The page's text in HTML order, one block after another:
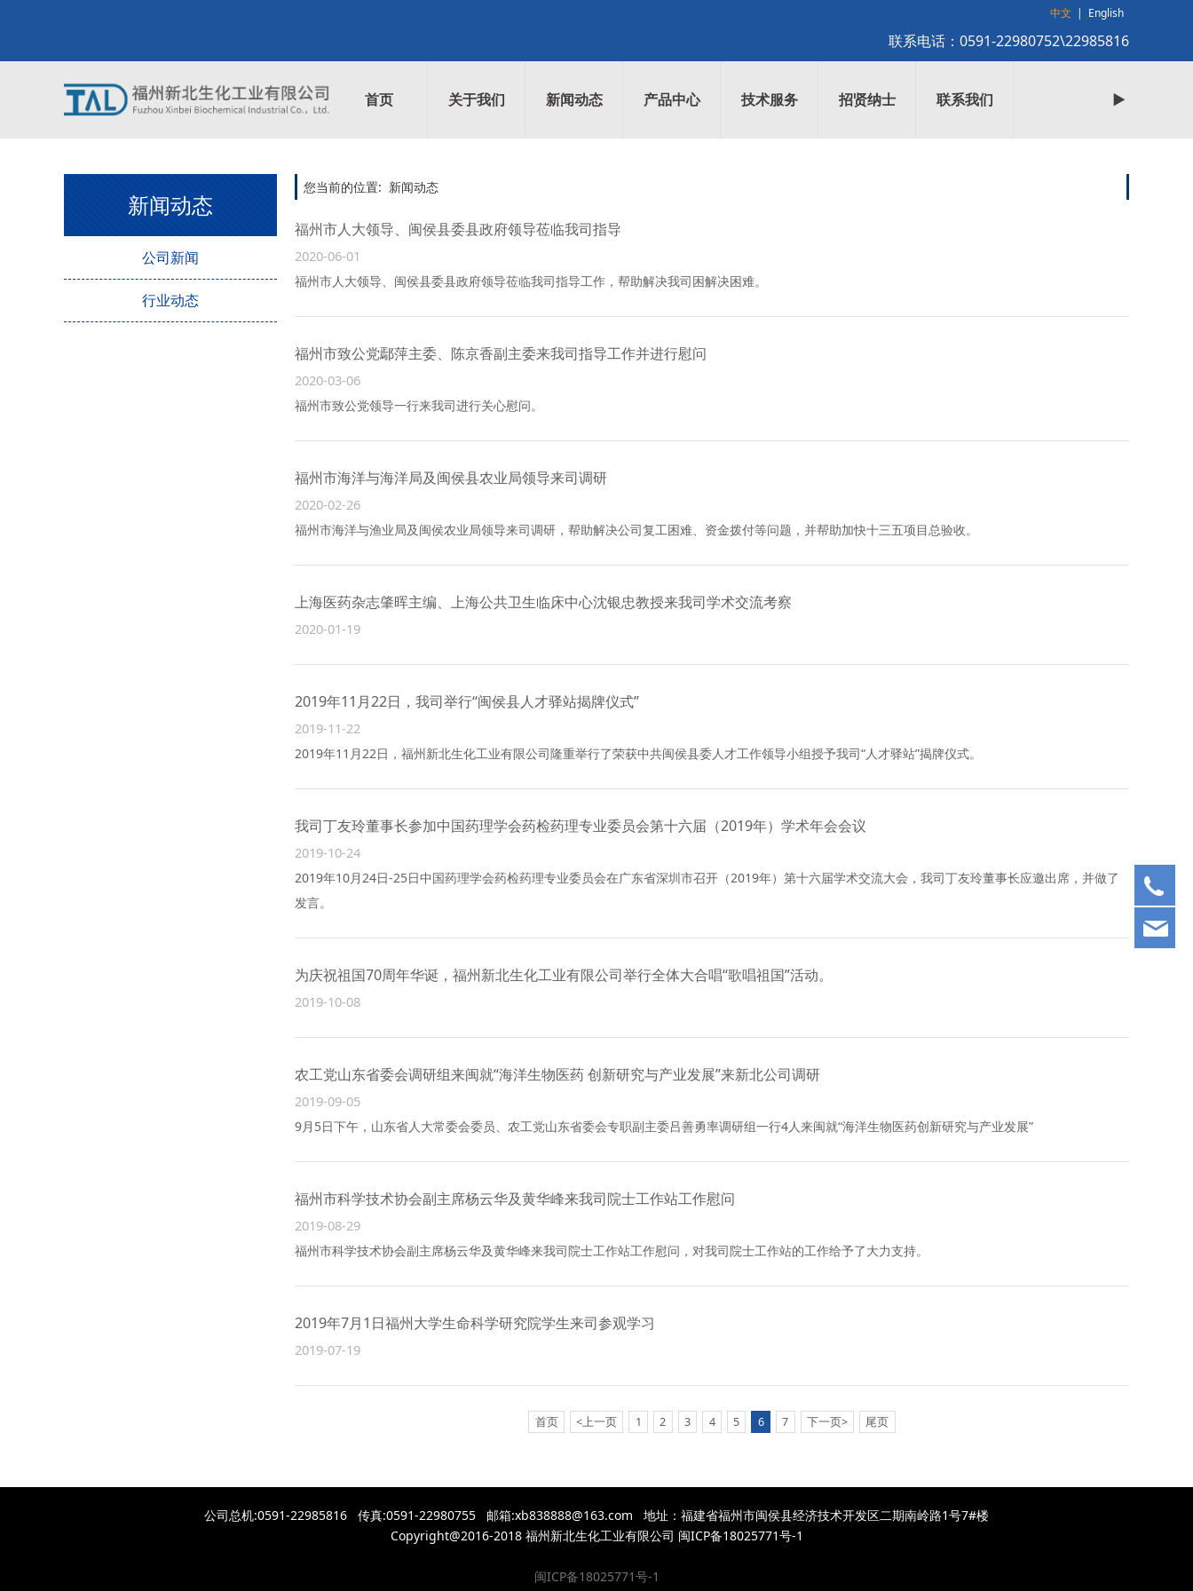
中文 | English
联系电话：0591-22980752\22985816
首页 关于我们 新闻动态 产品中心 技术服务 招贤纳士 联系我们 ►
新闻动态
公司新闻
行业动态
您当前的位置: 新闻动态
福州市人大领导、闽侯县委县政府领导莅临我司指导
2020-06-01
福州市人大领导、闽侯县委县政府领导莅临我司指导工作，帮助解决我司困解决困难。
福州市致公党鄢萍主委、陈京香副主委来我司指导工作并进行慰问
2020-03-06
福州市致公党领导一行来我司进行关心慰问。
福州市海洋与海洋局及闽侯县农业局领导来司调研
2020-02-26
福州市海洋与渔业局及闽侯农业局领导来司调研，帮助解决公司复工困难、资金拨付等问题，并帮助加快十三五项目总验收。
上海医药杂志肇晖主编、上海公共卫生临床中心沈银忠教授来我司学术交流考察
2020-01-19
2019年11月22日，我司举行“闽侯县人才驿站揭牌仪式”
2019-11-22
2019年11月22日，福州新北生化工业有限公司隆重举行了荣获中共闽侯县委人才工作领导小组授予我司“人才驿站”揭牌仪式。
我司丁友玲董事长参加中国药理学会药检药理专业委员会第十六届（2019年）学术年会会议
2019-10-24
2019年10月24日-25日中国药理学会药检药理专业委员会在广东省深圳市召开（2019年）第十六届学术交流大会，我司丁友玲董事长应邀出席，并做了
发言。
为庆祝祖国70周年华诞，福州新北生化工业有限公司举行全体大合唱“歌唱祖国”活动。
2019-10-08
农工党山东省委会调研组来闽就“海洋生物医药 创新研究与产业发展”来新北公司调研
2019-09-05
9月5日下午，山东省人大常委会委员、农工党山东省委会专职副主委吕善勇率调研组一行4人来闽就“海洋生物医药创新研究与产业发展”
福州市科学技术协会副主席杨云华及黄华峰来我司院士工作站工作慰问
2019-08-29
福州市科学技术协会副主席杨云华及黄华峰来我司院士工作站工作慰问，对我司院士工作站的工作给予了大力支持。
2019年7月1日福州大学生命科学研究院学生来司参观学习
2019-07-19
首页 <上一页 1 2 3 4 5 6 7 下一页> 尾页
公司总机:0591-22985816 传真:0591-22980755 邮箱:xb838888@163.com 地址：福建省福州市闽侯县经济技术开发区二期南岭路1号7#楼
Copyright@2016-2018 福州新北生化工业有限公司 闽ICP备18025771号-1
闽ICP备18025771号-1